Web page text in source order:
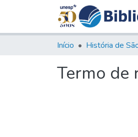
Início História de
Termo de